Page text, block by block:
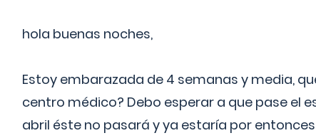
hola buenas noches,
Estoy embarazada de 4 semanas y media,
centro médico? Debo esperar a que pase el
abril éste no pasará y ya estaría por